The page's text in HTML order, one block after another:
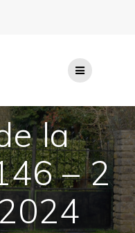
la
– 2